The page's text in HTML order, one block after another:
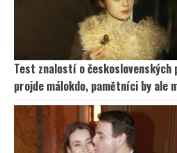
Test znalostí o československých
projde málokdo, pamětníci by ale